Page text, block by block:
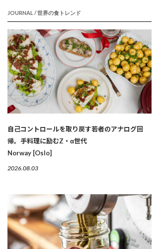
JOURNAL / 世界の食トレンド
自己コントロールを取り戻す若者のアナログ回
帰。手料理に励むZ・α世代
Norway [Oslo]
2026.08.03